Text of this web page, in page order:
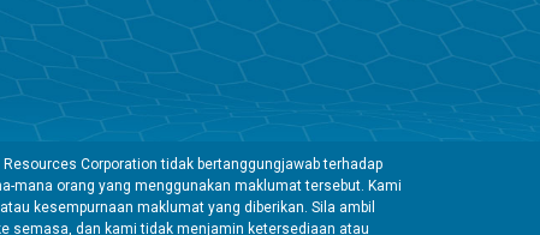
Corporation tidak bertanggungjawab terhadap
mana orang yang menggunakan maklumat tersebut. Kami
kesempurnaan maklumat yang diberikan. Sila ambil
semasa, dan kami tidak menjamin ketersediaan atau